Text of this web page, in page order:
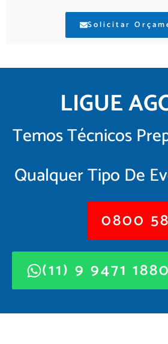
Solicitar
LIGUE
Temos Técnicos
Qualquer Tipo De
0800
(11) 9 9471 1880